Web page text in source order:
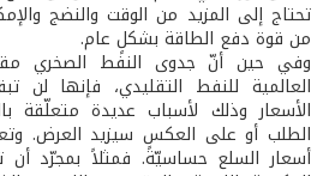
تحتاج إلى المزيد من الوقت والنضج
من قوة دفع الطاقة بشكلٍ عام.
وفي حين أنّ جدوى النفط الصخري
العالمية للنفط التقليدي، فإنها
الأسعار وذلك لأسباب عديدة متعلّقة
الطلب أو على العكس سيزيد العرض.
أسعار السلع حساسيّةً. فمثلاً بمجرّد أن